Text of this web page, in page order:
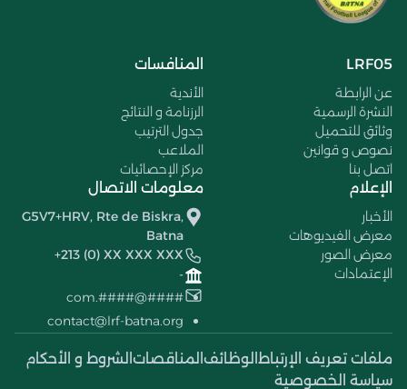
LRF05
عن الرابطة
النشرة الرسمية
وثائق للتحميل
نصوص و قوانين
اتصل بنا
المنافسات
الأندية
الرزنامة و النتائج
جدول الترتيب
الملاعب
مركز الإحصائيات
الإعلام
الأخبار
معرض الفيديوهات
معرض الصور
الإعتمادات
معلومات الاتصال
G5V7+HRV, Rte de Biskra,
Batna
+213 (0) XX XXX XXX
-
####@####.com
contact@lrf-batna.org
ملفات تعريف الإرتباط الوظائف المناقصات الشروط و الأحكام
سياسة الخصوصية